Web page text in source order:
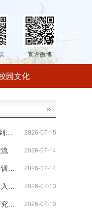
官方微博
园文化
2026-07-15
2026-07-14
2026-07-14
...
2026-07-13
2026-07-13
...